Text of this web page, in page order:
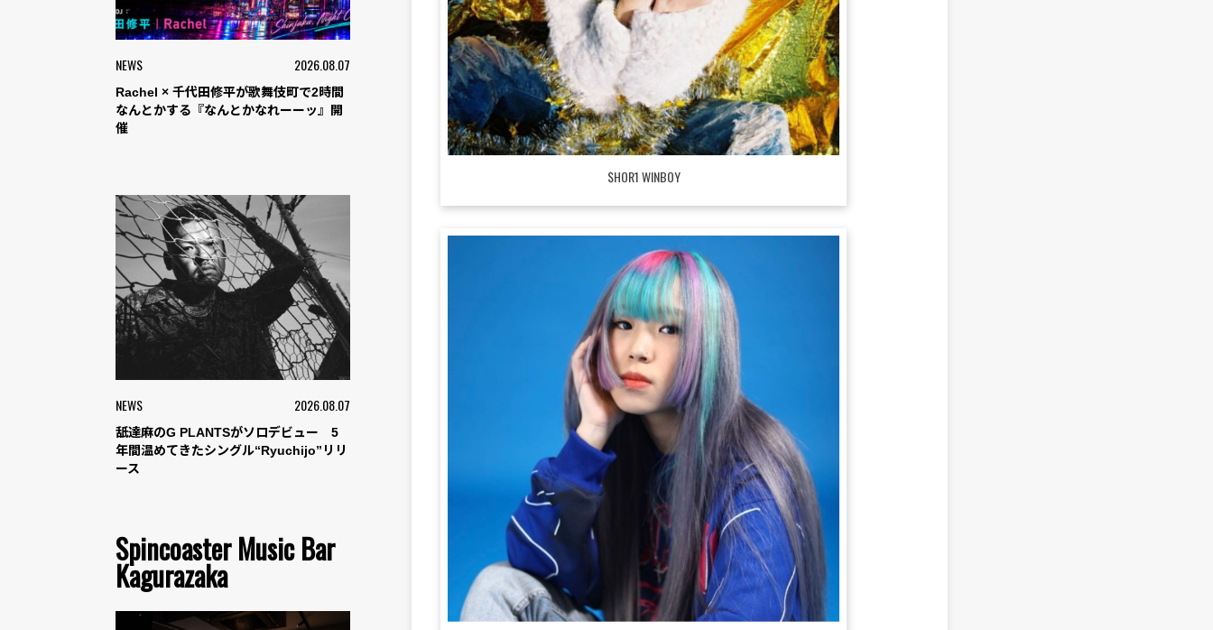
NEWS 2026.08.07
Rachel × 千代田修平が歌舞伎町で2時間
なんとかする『なんとかなれーーッ』開
催
NEWS 2026.08.07
舐達麻のG PLANTSがソロデビュー 5
年間温めてきたシングル“Ryuchijo”リリ
ース
Spincoaster Music Bar
Kagurazaka
$HOR1 WINBOY